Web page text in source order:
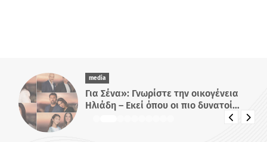
media
Για Σένα»: Γνωρίστε την οικογένεια
Ηλιάδη – Εκεί όπου οι πιο δυνατοί
δεσμοί δοκιμάζονται περισσότερο !